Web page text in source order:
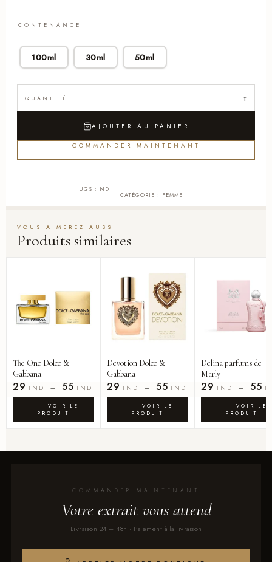
CONTENANCE
100ml 30ml 50ml
AJOUTER AU PANIER
COMMANDER MAINTENANT
UGS : ND
CATÉGORIE : FEMME
Produits similaires
The One Dolce &
Gabbana
29 TND – 55 TND
Devotion Dolce &
Gabbana
29 TND – 55 TND
Delina parfums de
Marly
29 TND – 55
COMMANDER MAINTENANT
Votre extrait vous attend
Livraison 24 – 48h · Paiement à la livraison